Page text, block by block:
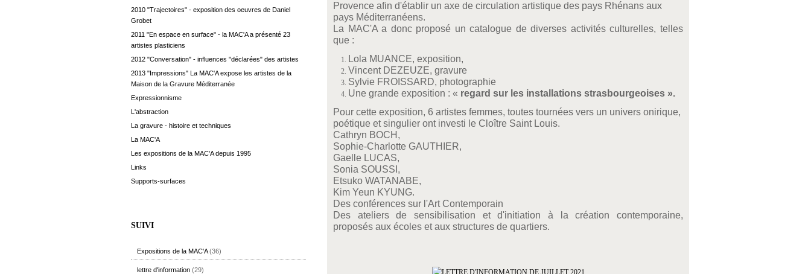
2010 "Trajectoires" - exposition des oeuvres de Daniel
Grobet
2011 "En espace en surface" - la MAC'A a présenté 23
artistes plasticiens
2012 "Conversation" - influences "déclarées" des artistes
2013 "Impressions" La MAC'A expose les artistes de la
Maison de la Gravure Méditerranée
Expressionnisme
L'abstraction
La gravure - histoire et techniques
La MAC'A
Les expositions de la MAC'A depuis 1995
Links
Supports-surfaces
SUIVI
Expositions de la MAC'A(36)
lettre d'information (29)
Provence afin d'établir un axe de circulation artistique des pays Rhénans aux
pays Méditerranéens.
La MAC'A a donc proposé un catalogue de diverses activités culturelles, telles
que :
Lola MUANCE, exposition,
Vincent DEZEUZE, gravure
Sylvie FROISSARD, photographie
Une grande exposition : « regard sur les installations strasbourgeoises ».
Pour cette exposition, 6 artistes femmes, toutes tournées vers un univers onirique,
poétique et singulier ont investi le Cloître Saint Louis.
Cathryn BOCH,
Sophie-Charlotte GAUTHIER,
Gaelle LUCAS,
Sonia SOUSSI,
Etsuko WATANABE,
Kim Yeun KYUNG.
Des conférences sur l'Art Contemporain
Des ateliers de sensibilisation et d'initiation à la création contemporaine,
proposés aux écoles et aux structures de quartiers.